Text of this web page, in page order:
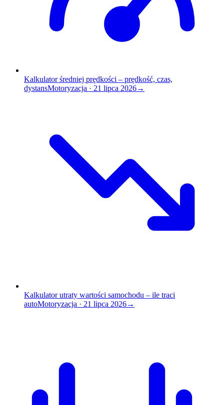
Kalkulator średniej prędkości – prędkość, czas,
dystansMotoryzacja · 21 lipca 2026→
Kalkulator utraty wartości samochodu – ile traci
autoMotoryzacja · 21 lipca 2026→